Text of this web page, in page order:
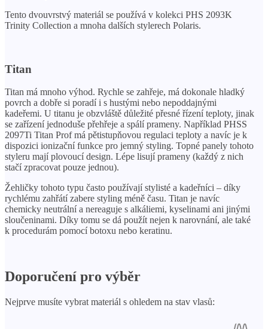
Tento dvouvrstvý materiál se používá v kolekci PHS 2093K
Trinity Collection a mnoha dalších stylerech Polaris.
Titan
Titan má mnoho výhod. Rychle se zahřeje, má dokonale hladký
povrch a dobře si poradí i s hustými nebo nepoddajnými
kadeřemi. U titanu je obzvláště důležité přesné řízení teploty, jinak
se zařízení jednoduše přehřeje a spálí prameny. Například PHSS
2097Ti Titan Prof má pětistupňovou regulaci teploty a navíc je k
dispozici ionizační funkce pro jemný styling. Topné panely tohoto
styleru mají plovoucí design. Lépe lisují prameny (každý z nich
stačí zpracovat pouze jednou).
Žehličky tohoto typu často používají stylisté a kadeřníci – díky
rychlému zahřátí zabere styling méně času. Titan je navíc
chemicky neutrální a nereaguje s alkáliemi, kyselinami ani jinými
sloučeninami. Díky tomu se dá použít nejen k narovnání, ale také
k procedurám pomocí botoxu nebo keratinu.
Doporučení pro výběr
Nejprve musíte vybrat materiál s ohledem na stav vlasů: